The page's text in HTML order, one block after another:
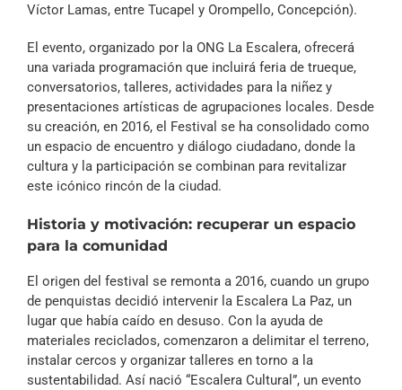
Víctor Lamas, entre Tucapel y Orompello, Concepción).
El evento, organizado por la ONG La Escalera, ofrecerá
una variada programación que incluirá feria de trueque,
conversatorios, talleres, actividades para la niñez y
presentaciones artísticas de agrupaciones locales. Desde
su creación, en 2016, el Festival se ha consolidado como
un espacio de encuentro y diálogo ciudadano, donde la
cultura y la participación se combinan para revitalizar
este icónico rincón de la ciudad.
Historia y motivación: recuperar un espacio
para la comunidad
El origen del festival se remonta a 2016, cuando un grupo
de penquistas decidió intervenir la Escalera La Paz, un
lugar que había caído en desuso. Con la ayuda de
materiales reciclados, comenzaron a delimitar el terreno,
instalar cercos y organizar talleres en torno a la
sustentabilidad. Así nació “Escalera Cultural”, un evento